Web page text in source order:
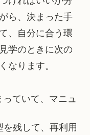
ら、決まった手
、自分に合う環
学のときに次の
なります。
ていて、マニュ
残して、再利用